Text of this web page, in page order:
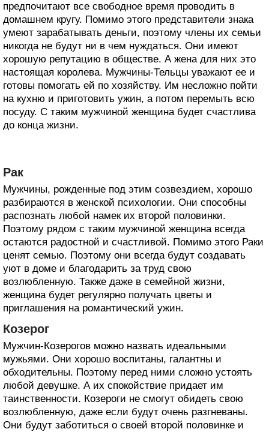
предпочитают все свободное время проводить в
домашнем кругу. Помимо этого представители знака
умеют зарабатывать деньги, поэтому члены их семьи
никогда не будут ни в чем нуждаться. Они имеют
хорошую репутацию в обществе. А жена для них это
настоящая королева. Мужчины-Тельцы уважают ее и
готовы помогать ей по хозяйству. Им несложно пойти
на кухню и приготовить ужин, а потом перемыть всю
посуду. С таким мужчиной женщина будет счастлива
до конца жизни.
Рак
Мужчины, рожденные под этим созвездием, хорошо
разбираются в женской психологии. Они способны
распознать любой намек их второй половинки.
Поэтому рядом с таким мужчиной женщина всегда
остаются радостной и счастливой. Помимо этого Раки
ценят семью. Поэтому они всегда будут создавать
уют в доме и благодарить за труд свою
возлюбленную. Также даже в семейной жизни,
женщина будет регулярно получать цветы и
приглашения на романтический ужин.
Козерог
Мужчин-Козерогов можно назвать идеальными
мужьями. Они хорошо воспитаны, галантны и
обходительны. Поэтому перед ними сложно устоять
любой девушке. А их спокойствие придает им
таинственности. Козероги не смогут обидеть свою
возлюбленную, даже если будут очень разгневаны.
Они будут заботиться о своей второй половинке и